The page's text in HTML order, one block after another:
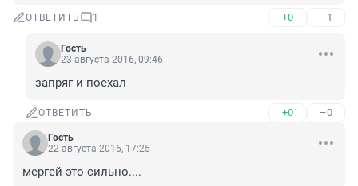
ОТВЕТИТЬ 1 +0 –1
Гость
23 августа 2016, 09:46
запряг и поехал
ОТВЕТИТЬ +0 –0
Гость
22 августа 2016, 17:25
мергей-это сильно....